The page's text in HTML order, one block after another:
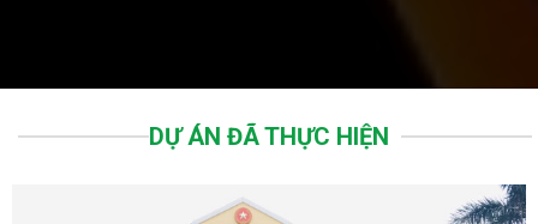
DỰ ÁN ĐÃ THỰC HIỆN